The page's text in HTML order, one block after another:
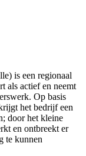
is een regionaal
als actief en neemt
Op basis
het bedrijf een
door het kleine
en ontbreekt er
te kunnen